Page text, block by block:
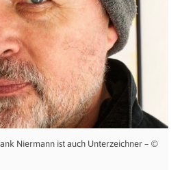
Niermann ist auch Unterzeichner – ©